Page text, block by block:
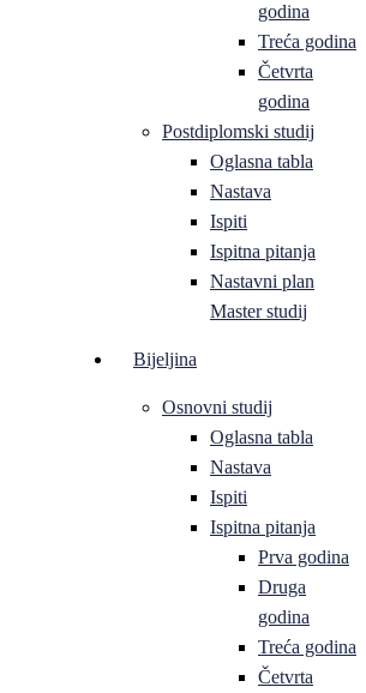
godina
Treća godina
Četvrta
godina
Postdiplomski studij
Oglasna tabla
Nastava
Ispiti
Ispitna pitanja
Nastavni plan
Master studij
Bijeljina
Osnovni studij
Oglasna tabla
Nastava
Ispiti
Ispitna pitanja
Prva godina
Druga
godina
Treća godina
Četvrta